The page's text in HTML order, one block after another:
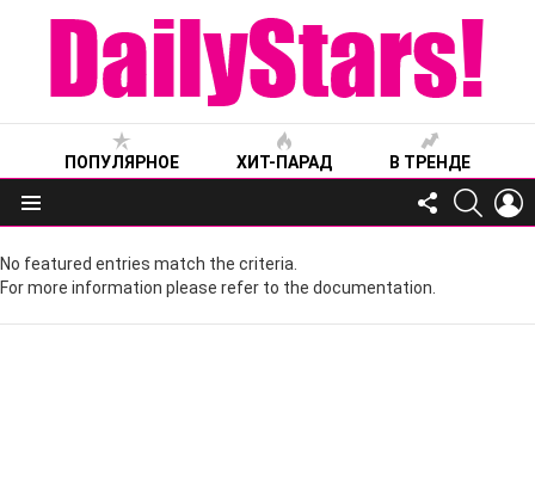
ПОПУЛЯРНОЕ ХИТ-ПАРАД В ТРЕНДЕ
Меню
FOLLOW
US
No featured entries match the criteria.
For more information please refer to the documentation.